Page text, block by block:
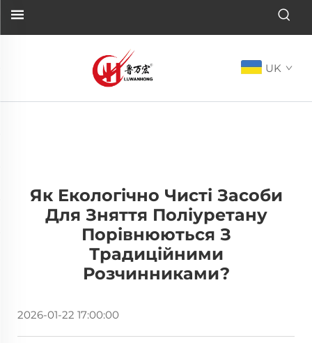
UK
Як Екологічно Чисті Засоби
Для Зняття Поліуретану
Порівнюються З
Традиційними
Розчинниками?
2026-01-22 17:00:00